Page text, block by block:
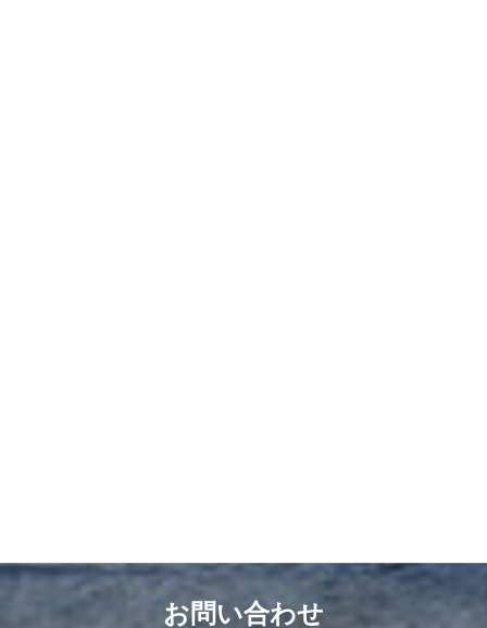
お問い合わせ